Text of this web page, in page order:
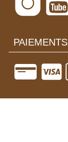
PAIEMENTS